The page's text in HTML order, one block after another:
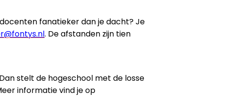
fanatieker dan je dacht? Je
. De afstanden zijn tien
stelt de hogeschool met de losse
informatie vind je op